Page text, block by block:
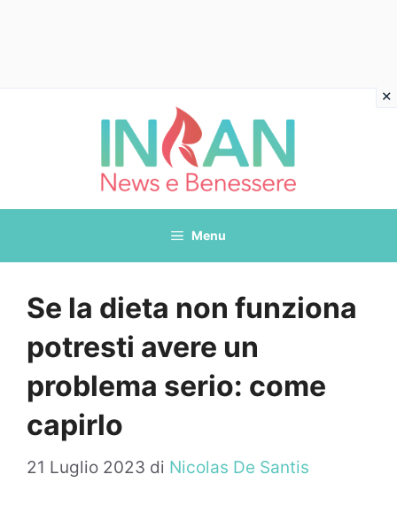
Menu
Se la dieta non funziona
potresti avere un
problema serio: come
capirlo
21 Luglio 2023 di Nicolas De Santis